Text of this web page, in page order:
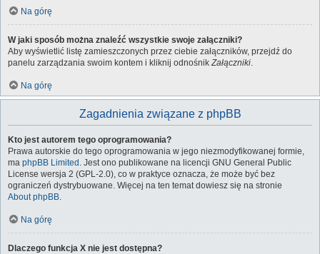
Na górę
W jaki sposób można znaleźć wszystkie swoje załączniki?
Aby wyświetlić listę zamieszczonych przez ciebie załączników, przejdź do
panelu zarządzania swoim kontem i kliknij odnośnikZałączniki.
Na górę
Zagadnienia związane z phpBB
Kto jest autorem tego oprogramowania?
Prawa autorskie do tego oprogramowania w jego niezmodyfikowanej formie,
ma phpBB Limited . Jest ono publikowane na licencji GNU General Public
License wersja 2 (GPL-2.0), co w praktyce oznacza, że może być bez
ograniczeń dystrybuowane. Więcej na ten temat dowiesz się na stronie
About phpBB.
Na górę
Dlaczego funkcja X nie jest dostępna?